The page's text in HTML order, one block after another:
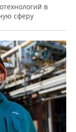
в
сферу